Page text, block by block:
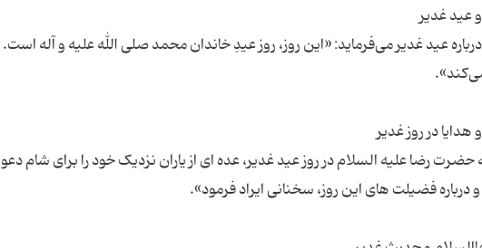
عید غدیر می‌فرماید: «این روز، روز عیدِ خاندان محمد صلی الله علیه و آله
رضا علیه السلام در روز عید غدیر، عده ای از یاران نزدیک خود را برای شام